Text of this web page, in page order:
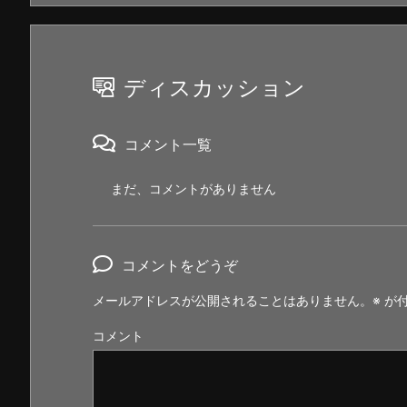
ディスカッション
コメント一覧
まだ、コメントがありません
コメントをどうぞ
メールアドレスが公開されることはありません。 ※ が
コメント